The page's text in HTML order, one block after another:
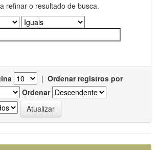
refinar o resultado de busca.
| Ordenar registros por
Ordenar